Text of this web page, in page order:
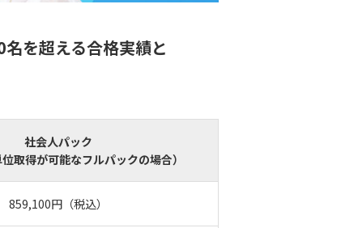
を超える合格実績と
社会人パック
位取得が可能なフルパックの場合）
859,100円（税込）